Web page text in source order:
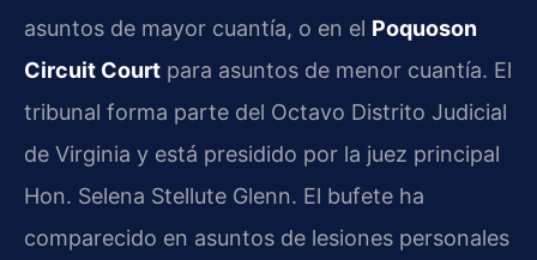
asuntos de mayor cuantía, o en el Poquoson
Circuit Court para asuntos de menor cuantía. El
tribunal forma parte del Octavo Distrito Judicial
de Virginia y está presidido por la juez principal
Hon. Selena Stellute Glenn. El bufete ha
comparecido en asuntos de lesiones personales